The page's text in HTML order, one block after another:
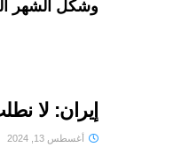
وشكّل الشهر
إيران: لا
أغسطس 13, 2024